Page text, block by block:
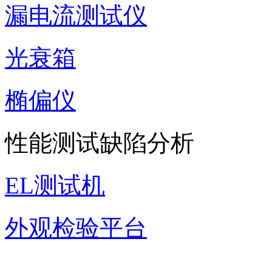
漏电流测试仪
光衰箱
椭偏仪
性能测试缺陷分析
EL测试机
外观检验平台